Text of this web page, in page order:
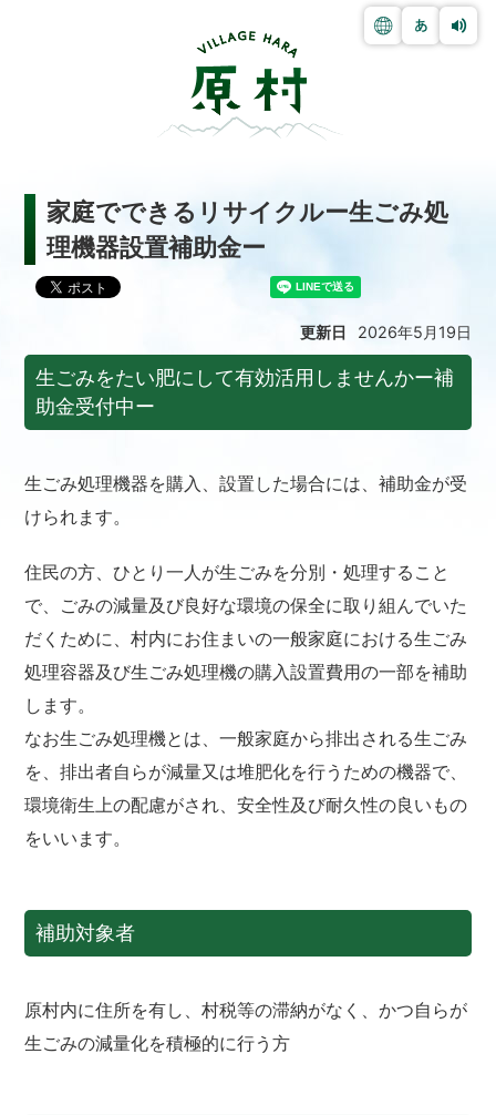
家庭でできるリサイクルー生ごみ処
理機器設置補助金ー
更新日 2026年5月19日
生ごみをたい肥にして有効活用しませんかー補
助金受付中ー
生ごみ処理機器を購入、設置した場合には、補助金が受
けられます。
住民の方、ひとり一人が生ごみを分別・処理すること
で、ごみの減量及び良好な環境の保全に取り組んでいた
だくために、村内にお住まいの一般家庭における生ごみ
処理容器及び生ごみ処理機の購入設置費用の一部を補助
します。
なお生ごみ処理機とは、一般家庭から排出される生ごみ
を、排出者自らが減量又は堆肥化を行うための機器で、
環境衛生上の配慮がされ、安全性及び耐久性の良いもの
をいいます。
補助対象者
原村内に住所を有し、村税等の滞納がなく、かつ自らが
生ごみの減量化を積極的に行う方